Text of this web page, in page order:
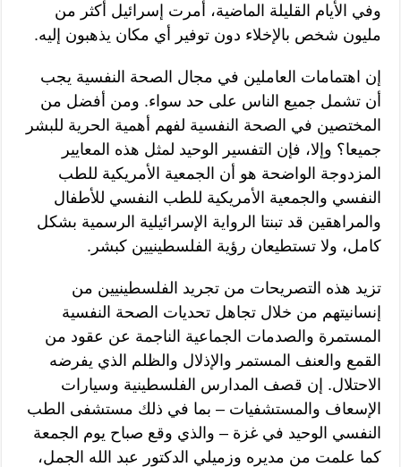
وفي الأيام القليلة الماضية، أمرت إسرائيل أكثر من
مليون شخص بالإخلاء دون توفير أي مكان يذهبون إليه.
إن اهتمامات العاملين في مجال الصحة النفسية يجب
أن تشمل جميع الناس على حد سواء. ومن أفضل من
المختصين في الصحة النفسية لفهم أهمية الحرية للبشر
جميعا؟ وإلا، فإن التفسير الوحيد لمثل هذه المعايير
المزدوجة الواضحة هو أن الجمعية الأمريكية للطب
النفسي والجمعية الأمريكية للطب النفسي للأطفال
والمراهقين قد تبنتا الرواية الإسرائيلية الرسمية بشكل
كامل، ولا تستطيعان رؤية الفلسطينيين كبشر.
تزيد هذه التصريحات من تجريد الفلسطينيين من
إنسانيتهم من خلال تجاهل تحديات الصحة النفسية
المستمرة والصدمات الجماعية الناجمة عن عقود من
القمع والعنف المستمر والإذلال والظلم الذي يفرضه
الاحتلال. إن قصف المدارس الفلسطينية وسيارات
الإسعاف والمستشفيات – بما في ذلك مستشفى الطب
النفسي الوحيد في غزة – والذي وقع صباح يوم الجمعة
كما علمت من مديره وزميلي الدكتور عبد الله الجمل،